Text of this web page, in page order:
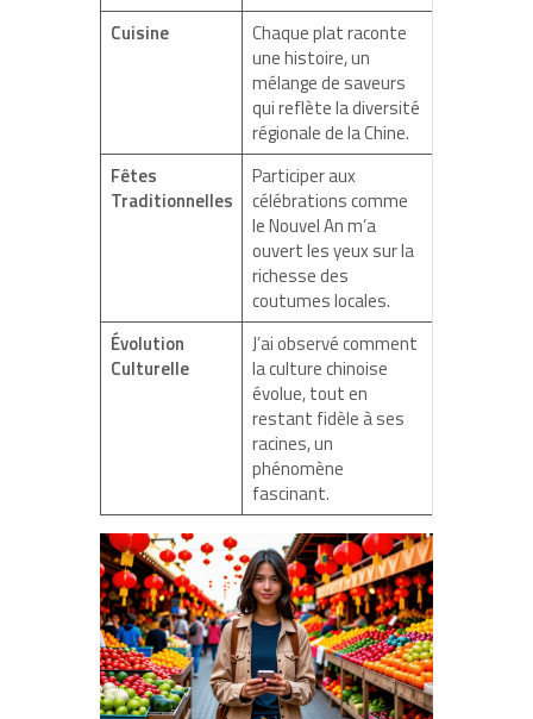
Cuisine
Chaque plat raconte
une histoire, un
mélange de saveurs
qui reflète la diversité
régionale de la Chine.
Fêtes
Traditionnelles
Participer aux
célébrations comme
le Nouvel An m’a
ouvert les yeux sur la
richesse des
coutumes locales.
Évolution
Culturelle
J’ai observé comment
la culture chinoise
évolue, tout en
restant fidèle à ses
racines, un
phénomène
fascinant.